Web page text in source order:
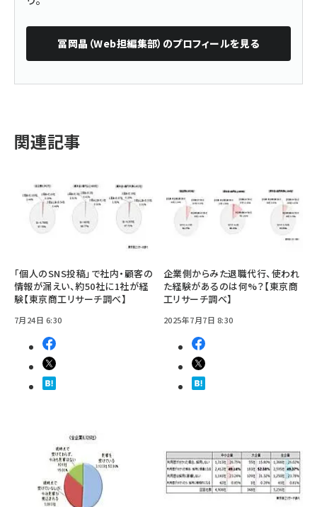
冨岡晶（Web担編集部） のプロフィールを見る
関連記事
「個人のSNS投稿」で社内・顧客の
情報が漏えい、約50社に1社が経
験【東京商工リサーチ調べ】
7月24日 6:30
企業側からみた退職代行、使われ
た経験があるのは何%？【東京商
工リサーチ調べ】
2025年7月7日 8:30